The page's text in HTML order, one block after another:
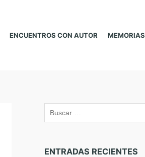
ENCUENTROS CON AUTOR MEMORIAS
ENTRADAS RECIENTES